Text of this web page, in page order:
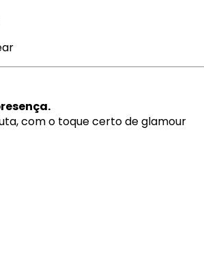
com o toque certo de glamour